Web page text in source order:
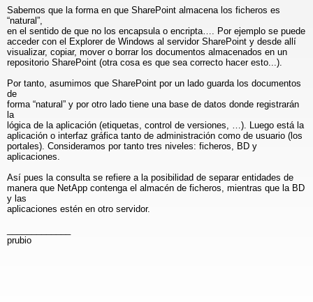
Sabemos que la forma en que SharePoint almacena los ficheros es
“natural”,
en el sentido de que no los encapsula o encripta…. Por ejemplo se puede
acceder con el Explorer de Windows al servidor SharePoint y desde allí
visualizar, copiar, mover o borrar los documentos almacenados en un
repositorio SharePoint (otra cosa es que sea correcto hacer esto...).
Por tanto, asumimos que SharePoint por un lado guarda los documentos
de
forma “natural” y por otro lado tiene una base de datos donde registrarán
la
lógica de la aplicación (etiquetas, control de versiones, …). Luego está la
aplicación o interfaz gráfica tanto de administración como de usuario (los
portales). Consideramos por tanto tres niveles: ficheros, BD y
aplicaciones.
Así pues la consulta se refiere a la posibilidad de separar entidades de
manera que NetApp contenga el almacén de ficheros, mientras que la BD
y las
aplicaciones estén en otro servidor.
prubio